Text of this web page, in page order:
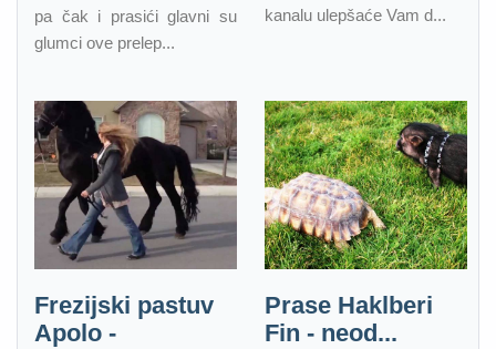
pa čak i prasići glavni su
glumci ove prelep...
kanalu ulepšaće Vam d...
Frezijski pastuv
Apolo -
Prase Haklberi
Fin - neod...